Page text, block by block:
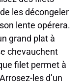
les décongeler
lente opérera.
grand plat à
chevauchent
filet permet à
les d’un